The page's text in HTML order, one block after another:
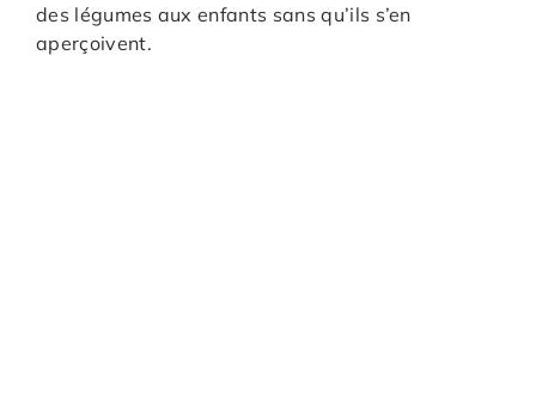
des légumes aux enfants sans qu’ils s’en
aperçoivent.